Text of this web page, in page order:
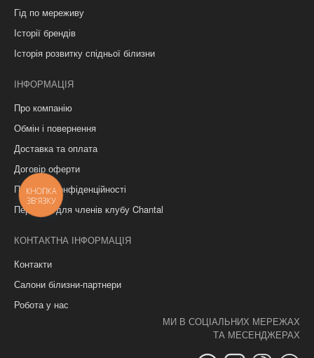
Гід по мереживу
Історії брендів
Історія розвитку спідньої білизни
ІНФОРМАЦІЯ
Про компанію
Обмін і повернення
Доставка та оплата
Договір оферти
Політика конфіденційності
Переваги для членів клубу Chantal
КОНТАКТНА ІНФОРМАЦІЯ
Контакти
Салони білизни-партнери
Робота у нас
МИ В СОЦІАЛЬНИХ МЕРЕЖАХ
ТА МЕСЕНДЖЕРАХ
КНОПКА
ЗВ'ЯЗКУ